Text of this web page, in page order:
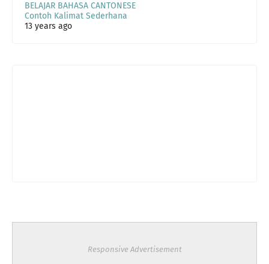
BELAJAR BAHASA CANTONESE
Contoh Kalimat Sederhana
13 years ago
Responsive Advertisement